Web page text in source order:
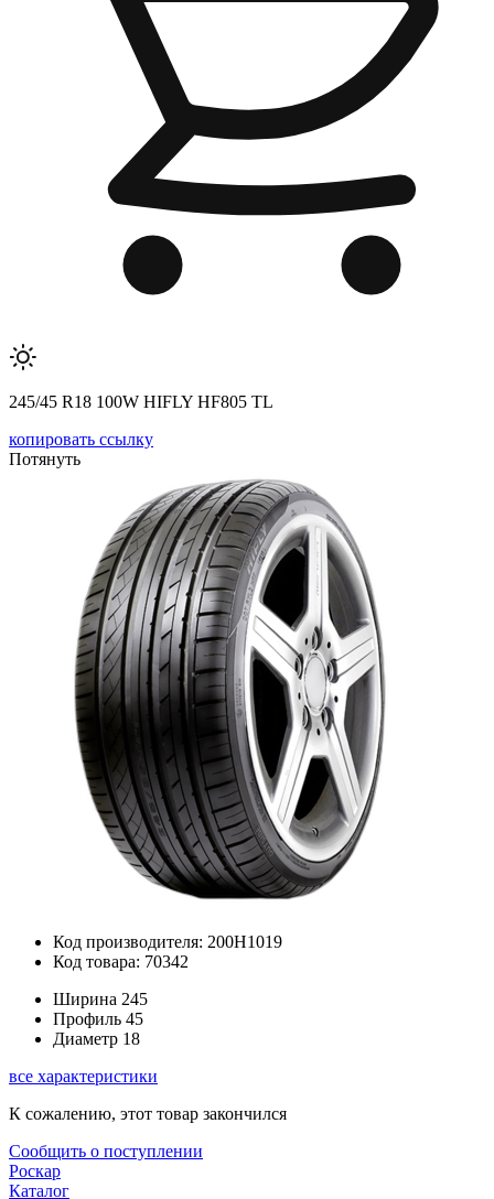
245/45 R18 100W HIFLY HF805 TL
копировать ссылку
Потянуть
Код производителя: 200H1019
Код товара: 70342
Ширина 245
Профиль 45
Диаметр 18
все характеристики
К сожалению, этот товар закончился
Сообщить о поступлении
Роскар
Каталог